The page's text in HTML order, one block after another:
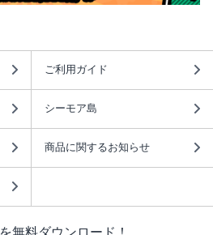
ご利用ガイド
シーモア島
商品に関するお知らせ
無料ダウンロード！